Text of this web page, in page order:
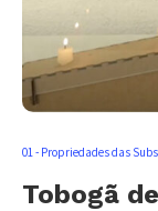
01 - Propriedades das
Tobogã